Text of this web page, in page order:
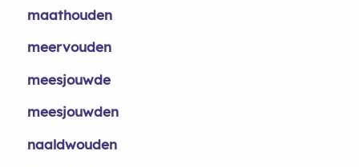
maathouden
meervouden
meesjouwde
meesjouwden
naaldwouden